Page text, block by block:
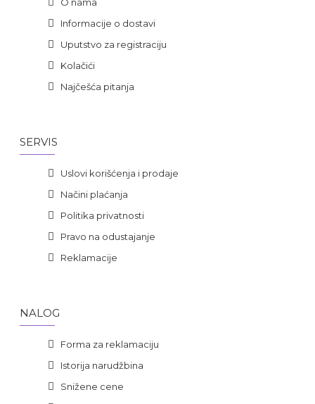
Informacije o dostavi
Uputstvo za registraciju
Kolačići
Najčešća pitanja
SERVIS
Uslovi korišćenja i prodaje
Načini plaćanja
Politika privatnosti
Pravo na odustajanje
Reklamacije
NALOG
Forma za reklamaciju
Istorija narudžbina
Snižene cene